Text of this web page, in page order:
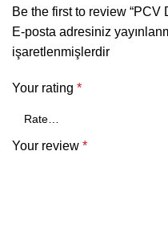
Be the first to review
E-posta adresiniz
işaretlenmişlerdir
Your rating *
Your review *